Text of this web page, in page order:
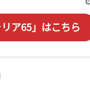
ア65」はこちら